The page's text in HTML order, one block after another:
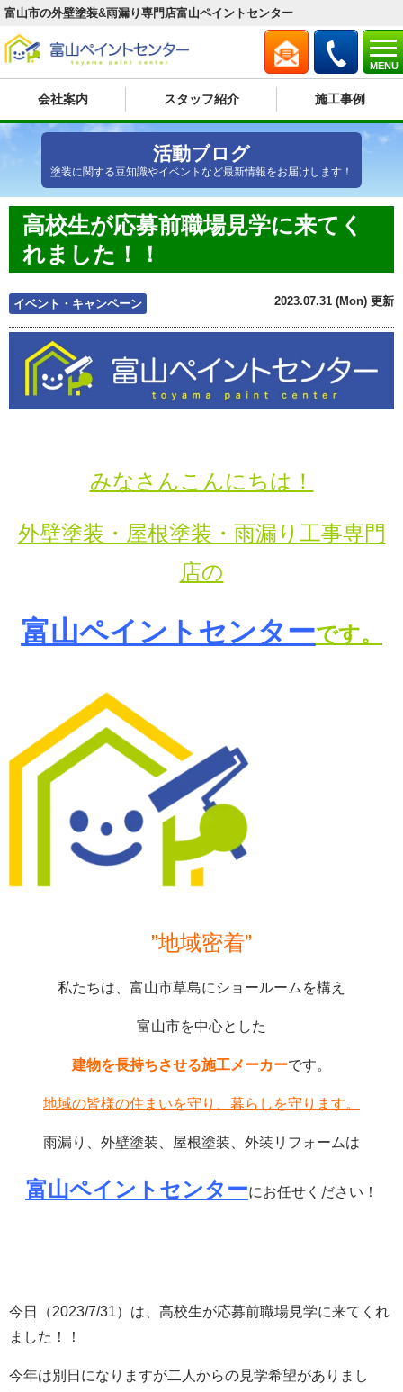
MENU
富山市の外壁塗装&雨漏り専門店富山ペイントセンター
会社案内 スタッフ紹介 施工事例
活動ブログ
塗装に関する豆知識やイベントなど最新情報をお届けします！
高校生が応募前職場見学に来てく
れました！！
イベント・キャンペーン 2023.07.31 (Mon) 更新
みなさんこんにちは！
外壁塗装・屋根塗装・雨漏り工事専門
店の
富山ペイントセンターです。
”地域密着”
私たちは、富山市草島にショールームを構え
富山市を中心とした
建物を長持ちさせる施工メーカーです。
地域の皆様の住まいを守り、暮らしを守ります。
雨漏り、外壁塗装、屋根塗装、外装リフォームは
富山ペイントセンターにお任せください！
今日（2023/7/31）は、高校生が応募前職場見学に来てくれ
ました！！
今年は別日になりますが二人からの見学希望がありまし